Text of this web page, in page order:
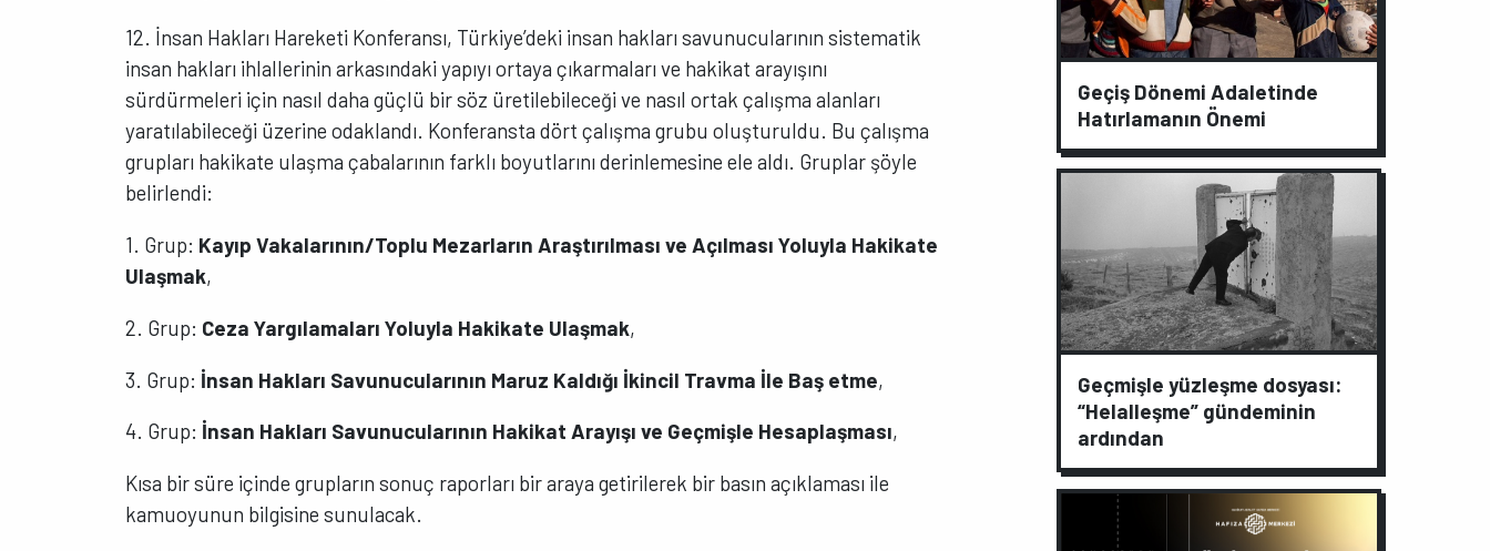
12. İnsan Hakları Hareketi Konferansı, Türkiye’deki insan hakları savunucularının sistematik
insan hakları ihlallerinin arkasındaki yapıyı ortaya çıkarmaları ve hakikat arayışını
sürdürmeleri için nasıl daha güçlü bir söz üretilebileceği ve nasıl ortak çalışma alanları
yaratılabileceği üzerine odaklandı. Konferansta dört çalışma grubu oluşturuldu. Bu çalışma
grupları hakikate ulaşma çabalarının farklı boyutlarını derinlemesine ele aldı. Gruplar şöyle
belirlendi:
1. Grup: Kayıp Vakalarının/Toplu Mezarların Araştırılması ve Açılması Yoluyla Hakikate
Ulaşmak,
2. Grup: Ceza Yargılamaları Yoluyla Hakikate Ulaşmak,
3. Grup: İnsan Hakları Savunucularının Maruz Kaldığı İkincil Travma İle Baş etme,
4. Grup: İnsan Hakları Savunucularının Hakikat Arayışı ve Geçmişle Hesaplaşması,
Kısa bir süre içinde grupların sonuç raporları bir araya getirilerek bir basın açıklaması ile
kamuoyunun bilgisine sunulacak.
Geçiş Dönemi Adaletinde
Hatırlamanın Önemi
Geçmişle yüzleşme dosyası:
“Helalleşme” gündeminin
ardından